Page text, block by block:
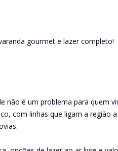
gourmet e lazer completo!
não é um problema para quem
com linhas que ligam a região